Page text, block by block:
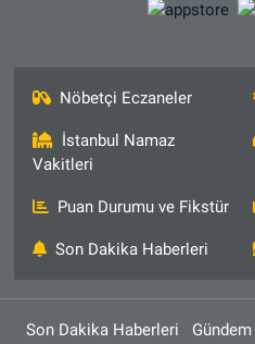
Nöbetçi Eczaneler
İstanbul Namaz
Vakitleri
Puan Durumu ve Fikstür
Son Dakika Haberleri
Son Dakika Haberleri